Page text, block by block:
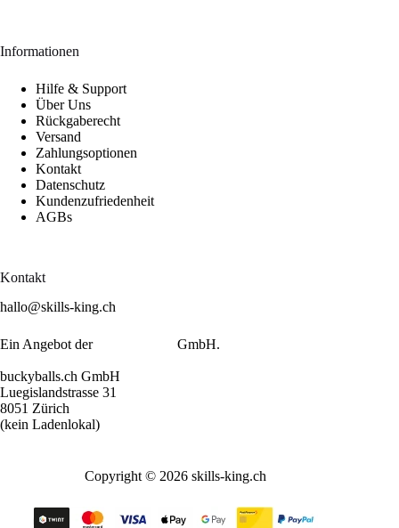
Informationen
Hilfe & Support
Über Uns
Rückgaberecht
Versand
Zahlungsoptionen
Kontakt
Datenschutz
Kundenzufriedenheit
AGBs
Kontakt
hallo@skills-king.ch
Ein Angebot der GmbH.
buckyballs.ch GmbH
Luegislandstrasse 31
8051 Zürich
(kein Ladenlokal)
Copyright © 2026 skills-king.ch